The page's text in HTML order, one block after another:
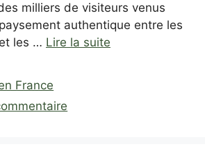
milliers de visiteurs venus
authentique entre les
les … Lire la suite
France